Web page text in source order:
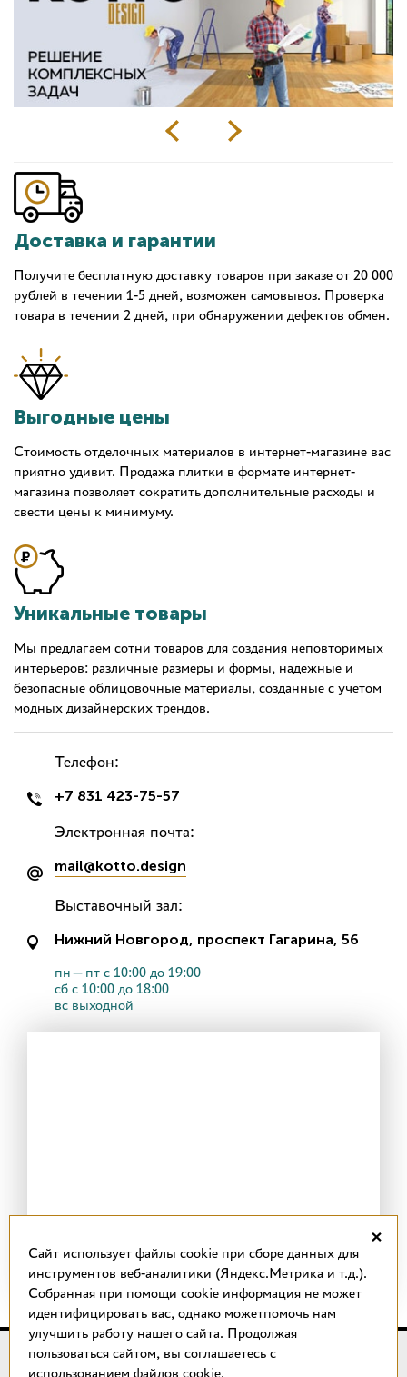
Доставка и гарантии
Получите бесплатную доставку товаров при заказе от 20 000
рублей в течении 1-5 дней, возможен самовывоз. Проверка
товара в течении 2 дней, при обнаружении дефектов обмен.
Выгодные цены
Стоимость отделочных материалов в интернет-магазине вас
приятно удивит. Продажа плитки в формате интернет-
магазина позволяет сократить дополнительные расходы и
свести цены к минимуму.
Уникальные товары
Мы предлагаем сотни товаров для создания неповторимых
интерьеров: различные размеры и формы, надежные и
безопасные облицовочные материалы, созданные с учетом
модных дизайнерских трендов.
Телефон:
+7 831 423-75-57
Электронная почта:
mail@kotto.design
Выставочный зал:
Нижний Новгород, проспект Гагарина, 56
пн—пт с 10:00 до 19:00
сб с 10:00 до 18:00
вс выходной
© 2018 – 2026 КОТТО design
×
Cайт использует файлы cookie при сборе данных для
инструментов веб-аналитики (Яндекс.Метрика и т.д.).
Собранная при помощи cookie информация не может
идентифицировать вас, однако можетпомочь нам
улучшить работу нашего сайта. Продолжая
пользоваться сайтом, вы соглашаетесь с
использованием файлов cookie.